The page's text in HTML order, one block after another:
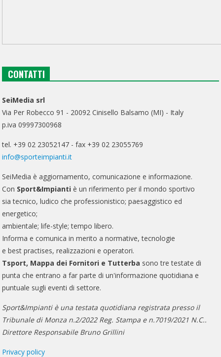
CONTATTI
SeiMedia srl
Via Per Robecco 91 - 20092 Cinisello Balsamo (MI) - Italy
p.iva 09997300968
tel. +39 02 23052147 - fax +39 02 23055769
info@sporteimpianti.it
SeiMedia è aggiornamento, comunicazione e informazione.
Con Sport&Impianti è un riferimento per il mondo sportivo
sia tecnico, ludico che professionistico; paesaggistico ed
energetico;
ambientale; life-style; tempo libero.
Informa e comunica in merito a normative, tecnologie
e best practises, realizzazioni e operatori.
Tsport, Mappa dei Fornitori e Tutterba sono tre testate di
punta che entrano a far parte di un'informazione quotidiana e
puntuale sugli eventi di settore.
Sport&Impianti è una testata quotidiana registrata presso il
Tribunale di Monza n.2/2022 Reg. Stampa e n.7019/2021 N.C..
Direttore Responsabile Bruno Grillini
Privacy policy